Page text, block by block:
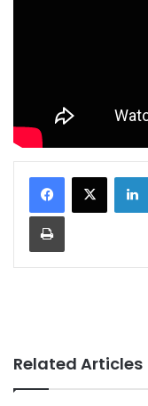
Print
Related Articles